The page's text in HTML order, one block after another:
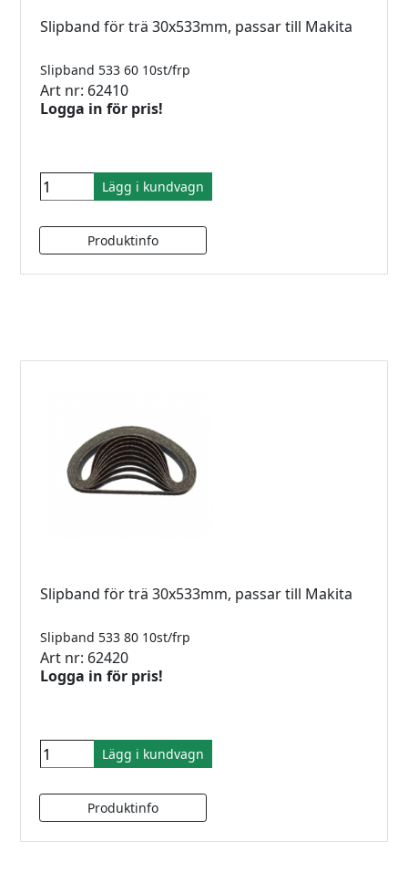
Slipband för trä 30x533mm, passar till Makita
Slipband 533 60 10st/frp
Art nr: 62410
Logga in för pris!
Lägg i kundvagn
Slipband för trä 30x533mm, passar till Makita
Slipband 533 80 10st/frp
Art nr: 62420
Logga in för pris!
Lägg i kundvagn